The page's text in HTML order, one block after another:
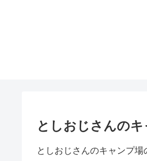
としおじさんの
としおじさんのキャンプ